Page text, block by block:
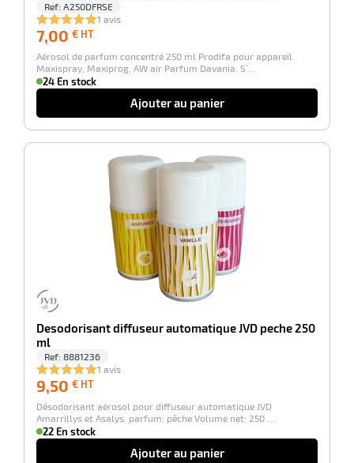
Ref: A250DFRSE
1 avis
7,00 € HT
HT
Aérosol de parfum concentré 250 ml Prodifa pour appareil
Maxispray, Maxiprog, AW air Parfum Davania. S’…
24 En stock
Ajouter au panier
Desodorisant diffuseur automatique JVD peche 250
ml
Ref: 8881236
1 avis
9,50 € HT
HT
Désodorisant aérosol pour diffuseur automatique JVD
Amarrillys et Asalys. parfum: pêche Volume net: 250 …
22 En stock
Ajouter au panier